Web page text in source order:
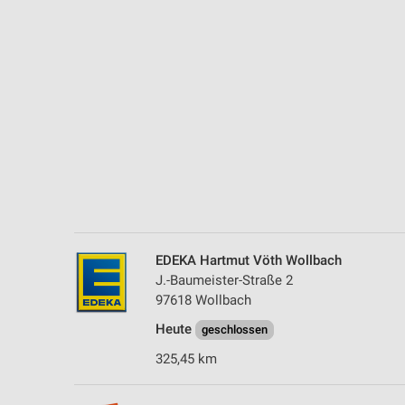
EDEKA Hartmut Vöth Wollbach
J.-Baumeister-Straße 2
97618 Wollbach
Heute
geschlossen
325,45 km
Nicht-IAB-Verarbeitungszwecke: